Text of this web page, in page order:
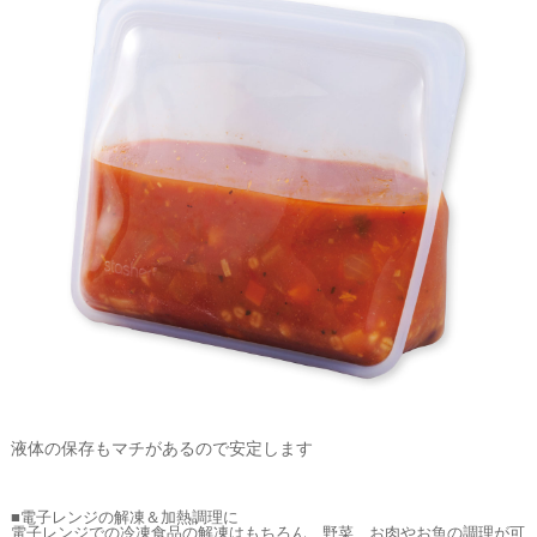
液体の保存もマチがあるので安定します
■電子レンジの解凍＆加熱調理に
電子レンジでの冷凍食品の解凍はもちろん、野菜、お肉やお魚の調理が可